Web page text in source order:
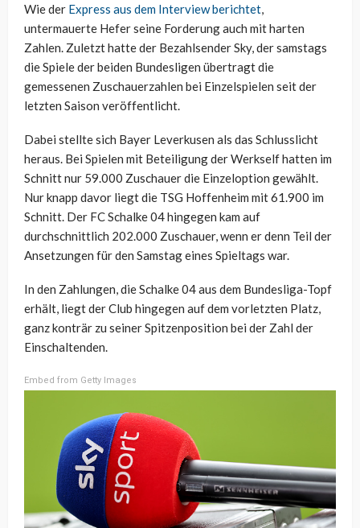
Wie der Express aus dem Interview berichtet,
untermauerte Hefer seine Forderung auch mit harten
Zahlen. Zuletzt hatte der Bezahlsender Sky, der samstags
die Spiele der beiden Bundesligen übertragt die
gemessenen Zuschauerzahlen bei Einzelspielen seit der
letzten Saison veröffentlicht.
Dabei stellte sich Bayer Leverkusen als das Schlusslicht
heraus. Bei Spielen mit Beteiligung der Werkself hatten im
Schnitt nur 59.000 Zuschauer die Einzeloption gewählt.
Nur knapp davor liegt die TSG Hoffenheim mit 61.900 im
Schnitt. Der FC Schalke 04 hingegen kam auf
durchschnittlich 202.000 Zuschauer, wenn er denn Teil der
Ansetzungen für den Samstag eines Spieltags war.
In den Zahlungen, die Schalke 04 aus dem Bundesliga-Topf
erhält, liegt der Club hingegen auf dem vorletzten Platz,
ganz konträr zu seiner Spitzenposition bei der Zahl der
Einschaltenden.
Embed from Getty Images